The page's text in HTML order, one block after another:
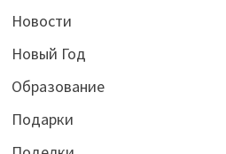
Новости
Новый Год
Образование
Подарки